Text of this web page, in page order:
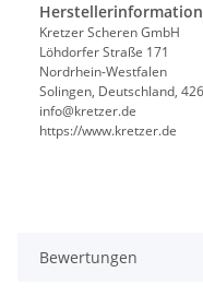
Kretzer Scheren GmbH
Löhdorfer Straße 171
Nordrhein-Westfalen
Solingen, Deutschland,
info@kretzer.de
https://www.kretzer.de
Bewertungen